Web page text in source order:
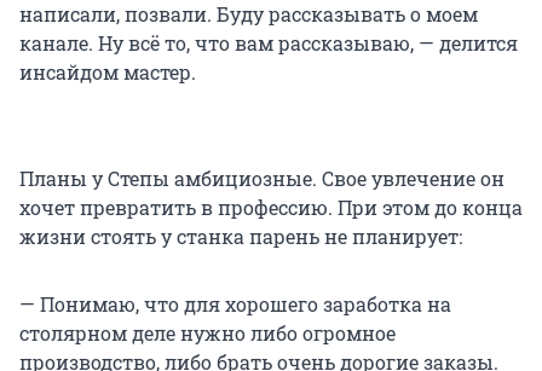
написали, позвали. Буду рассказывать о моем
канале. Ну всё то, что вам рассказываю, — делится
инсайдом мастер.
Планы у Степы амбициозные. Свое увлечение он
хочет превратить в профессию. При этом до конца
жизни стоять у станка парень не планирует:
— Понимаю, что для хорошего заработка на
столярном деле нужно либо огромное
производство, либо брать очень дорогие заказы.